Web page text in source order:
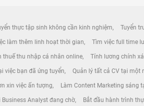
thực tập sinh không cần kinh nghiệm Tuyển
làm thêm linh hoạt thời gian Tìm việc full time
thuế thu nhập cá nhân online Tính lương chính
việc bạn đã ứng tuyển Quản lý tất cả CV tại một
xin việc ấn tượng Làm Content Marketing sáng
Business Analyst đang chờ Bắt đầu hành trình